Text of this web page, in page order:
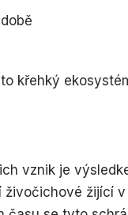
křehký
vznik je
živočichové žijící